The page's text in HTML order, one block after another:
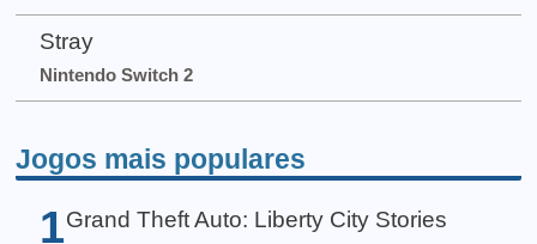
Stray
Nintendo Switch 2
Jogos mais populares
1 Grand Theft Auto: Liberty City Stories